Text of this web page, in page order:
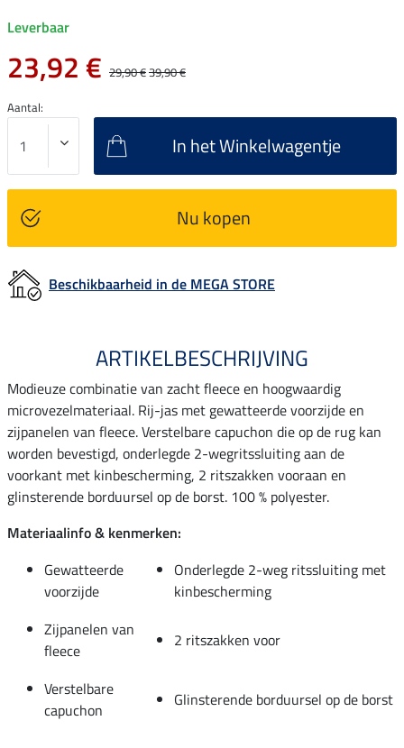
Leverbaar
23,92 € 29,90 €39,90 €
Aantal:
In het Winkelwagentje
Nu kopen
Beschikbaarheid in de MEGA STORE
ARTIKELBESCHRIJVING
Modieuze combinatie van zacht fleece en hoogwaardig
microvezelmateriaal. Rij-jas met gewatteerde voorzijde en
zijpanelen van fleece. Verstelbare capuchon die op de rug kan
worden bevestigd, onderlegde 2-wegritssluiting aan de
voorkant met kinbescherming, 2 ritszakken vooraan en
glinsterende borduursel op de borst. 100 % polyester.
Materiaalinfo & kenmerken:
Gewatteerde
voorzijde
Onderlegde 2-weg ritssluiting met
kinbescherming
Zijpanelen van
fleece
2 ritszakken voor
Verstelbare
capuchon
Glinsterende borduursel op de borst